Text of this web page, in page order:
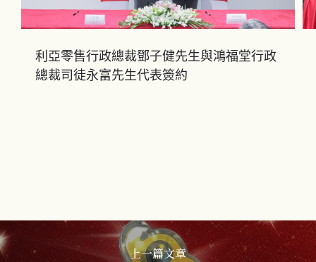
利亞零售行政總裁鄧子健先生與鴻福堂行政
總裁司徒永富先生代表簽約
上一篇文章